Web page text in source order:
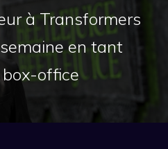
à Transformers
en tant
office